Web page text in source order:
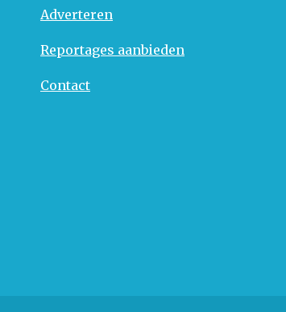
Adverteren
Reportages aanbieden
Contact